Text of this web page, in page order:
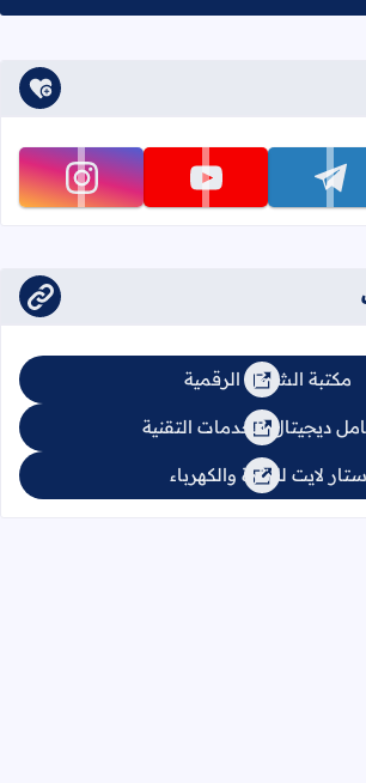
تابعنا على telegram تابعنا على youtube تابعنا على instagram
مكتبة الشامل الرقمية
ديجيتال للخدمات التقنية
ستار لايت للإنارة والكهرباء